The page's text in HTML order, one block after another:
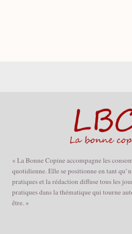
« La Bonne Copine accompagne les
quotidienne. Elle se positionne en tant
pratiques et la rédaction diffuse tous les
pratiques dans la thématique qui tourne
être. »